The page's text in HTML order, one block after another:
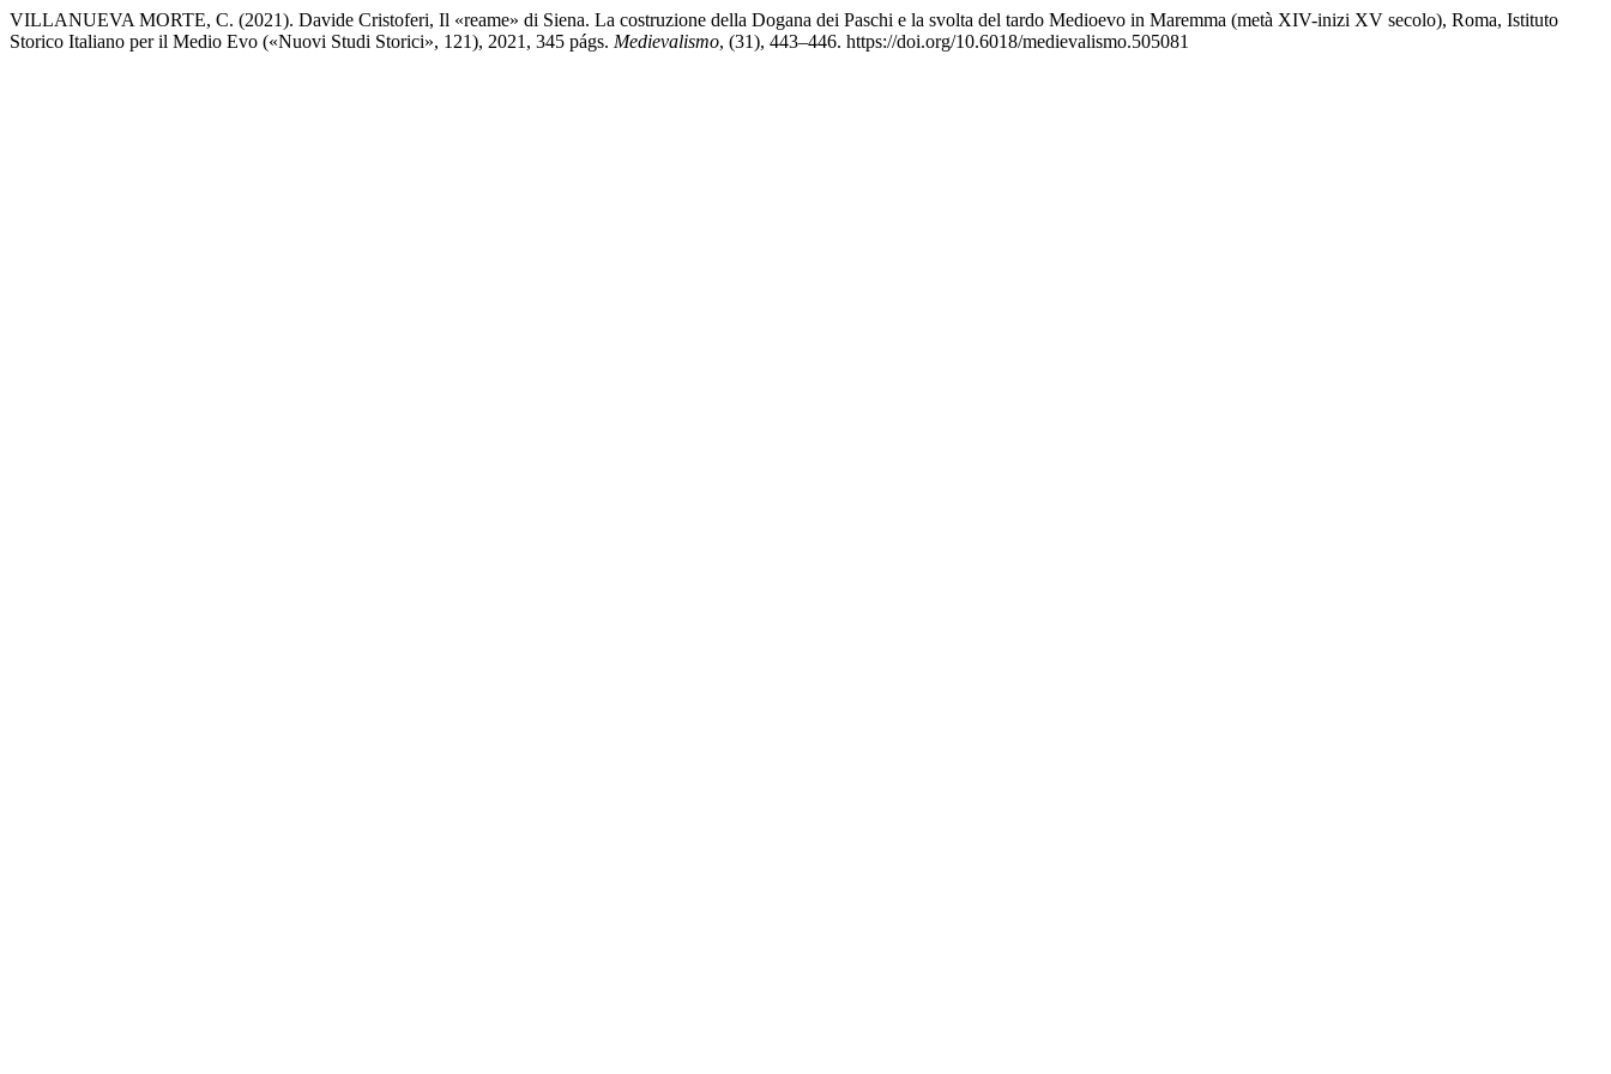
VILLANUEVA MORTE, C. (2021). Davide Cristoferi, Il «reame» di Siena. La costruzione della Dogana dei Paschi e la svolta del tardo Medioevo in Maremma (metà XIV-inizi XV secolo), Roma, Istituto
Storico Italiano per il Medio Evo («Nuovi Studi Storici», 121), 2021, 345 págs. Medievalismo, (31), 443–446. https://doi.org/10.6018/medievalismo.505081